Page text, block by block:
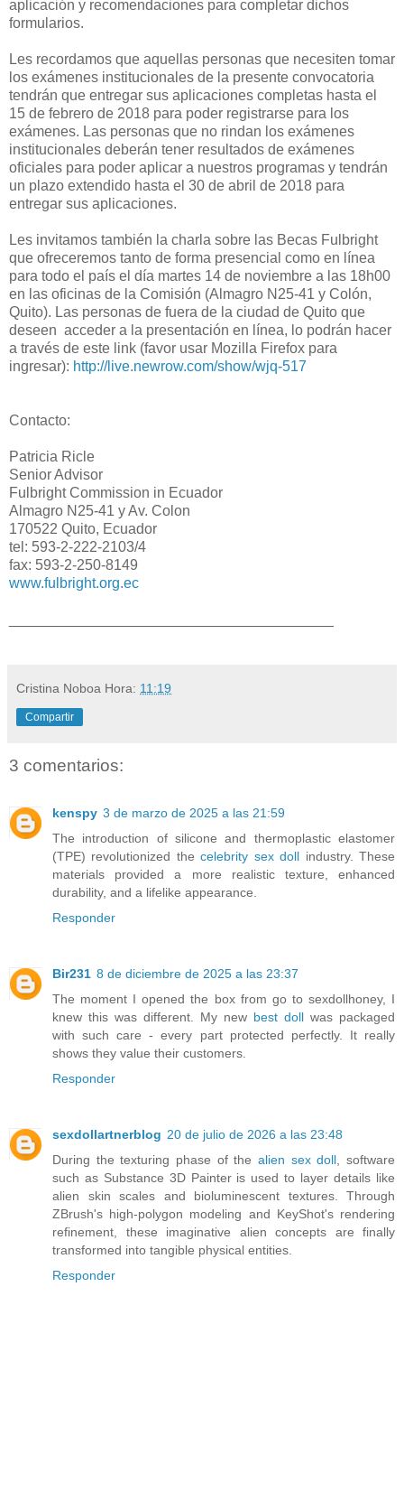
aplicación y recomendaciones para completar dichos
formularios.
Les recordamos que aquellas personas que necesiten tomar
los exámenes institucionales de la presente convocatoria
tendrán que entregar sus aplicaciones completas hasta el
15 de febrero de 2018 para poder registrarse para los
exámenes. Las personas que no rindan los exámenes
institucionales deberán tener resultados de exámenes
oficiales para poder aplicar a nuestros programas y tendrán
un plazo extendido hasta el 30 de abril de 2018 para
entregar sus aplicaciones.
Les invitamos también la charla sobre las Becas Fulbright
que ofreceremos tanto de forma presencial como en línea
para todo el país el día martes 14 de noviembre a las 18h00
en las oficinas de la Comisión (Almagro N25-41 y Colón,
Quito). Las personas de fuera de la ciudad de Quito que
deseen acceder a la presentación en línea, lo podrán hacer
a través de este link (favor usar Mozilla Firefox para
ingresar): http://live.newrow.com/show/wjq-517
Contacto:
Patricia Ricle
Senior Advisor
Fulbright Commission in Ecuador
Almagro N25-41 y Av. Colon
170522 Quito, Ecuador
tel: 593-2-222-2103/4
fax: 593-2-250-8149
www.fulbright.org.ec
Cristina Noboa Hora: 11:19
Compartir
3 comentarios:
kenspy 3 de marzo de 2025 a las 21:59
The introduction of silicone and thermoplastic elastomer
(TPE) revolutionized thecelebrity sex doll industry. These
materials provided a more realistic texture, enhanced
durability, and a lifelike appearance.
Responder
Bir231 8 de diciembre de 2025 a las 23:37
The moment I opened the box from go to sexdollhoney, I
knew this was different. My new best doll was packaged
with such care - every part protected perfectly. It really
shows they value their customers.
Responder
sexdollartnerblog 20 de julio de 2026 a las 23:48
During the texturing phase of the alien sex doll , software
such as Substance 3D Painter is used to layer details like
alien skin scales and bioluminescent textures. Through
ZBrush's high-polygon modeling and KeyShot's rendering
refinement, these imaginative alien concepts are finally
transformed into tangible physical entities.
Responder